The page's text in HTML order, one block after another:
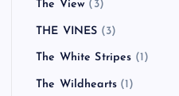
The View (3)
THE VINES (3)
The White Stripes (1)
The Wildhearts (1)